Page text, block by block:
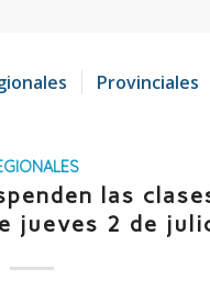
Provinciales
las
jueves 2 de